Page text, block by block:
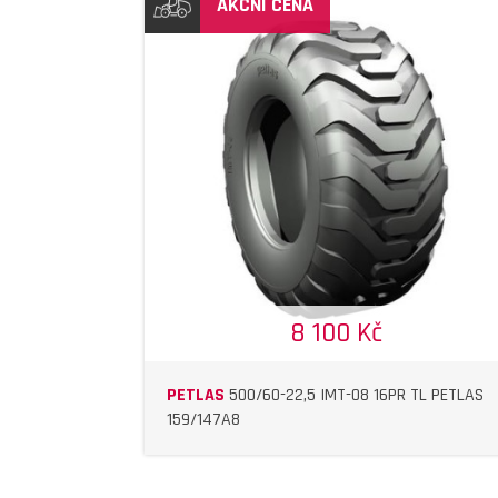
8 100 Kč
PETLAS 500/60-22,5 IMT-08 16PR TL PETLAS
159/147A8
DETAIL